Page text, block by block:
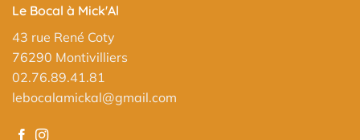
Le Bocal à Mick'Al
43 rue René Coty
76290 Montivilliers
02.76.89.41.81
lebocalamickal@gmail.com